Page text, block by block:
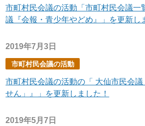
市町村民会議の活動「市町村民会議一
議『会報・青少年やどめ』」を更新し
2019年7月3日
市町村民会議の活動
市町村民会議の活動の「 大仙市民会
せん」』」を更新しました！
2019年5月7日